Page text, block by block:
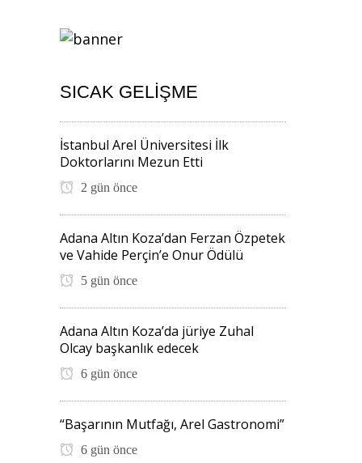
SICAK GELIŞME
İstanbul Arel Üniversitesi İlk
Doktorlarını Mezun Etti
2 gün önce
Adana Altın Koza’dan Ferzan Özpetek
ve Vahide Perçin’e Onur Ödülü
5 gün önce
Adana Altın Koza’da jüriye Zuhal
Olcay başkanlık edecek
6 gün önce
“Başarının Mutfağı, Arel Gastronomi”
6 gün önce